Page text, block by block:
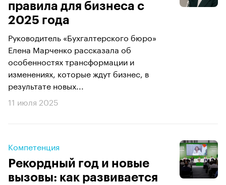
правила для бизнеса с
2025 года
Руководитель «Бухгалтерского бюро»
Елена Марченко рассказала об
особенностях трансформации и
изменениях, которые ждут бизнес, в
результате новых...
11 июля 2025
Компетенция
Рекордный год и новые
вызовы: как развивается